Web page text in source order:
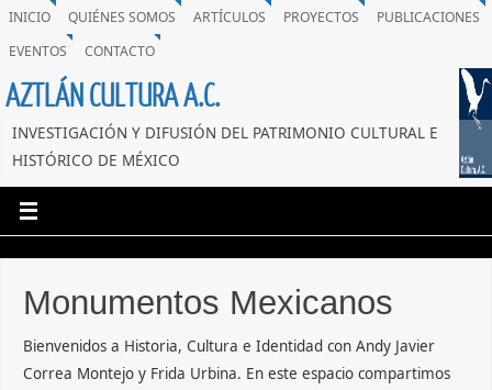
INICIO QUIÉNES SOMOS ARTÍCULOS PROYECTOS
PUBLICACIONES
EVENTOS
CONTACTO
AZTLÁN CULTURA A.C.
INVESTIGACIÓN Y DIFUSIÓN DEL PATRIMONIO CULTURAL E
HISTÓRICO DE MÉXICO
Monumentos Mexicanos
Bienvenidos a Historia, Cultura e Identidad con Andy Javier
Correa Montejo y Frida Urbina. En este espacio compartimos